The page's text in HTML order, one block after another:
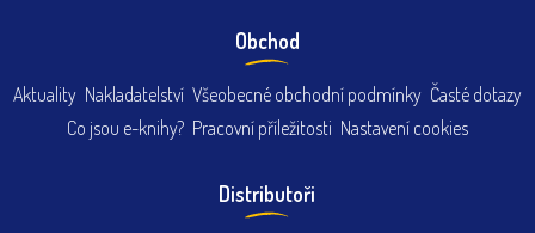
Obchod
Aktuality Nakladatelství Všeobecné obchodní podmínky Časté dotazy
Co jsou e-knihy? Pracovní příležitosti Nastavení cookies
Distributoři